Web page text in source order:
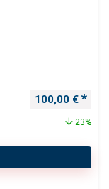
100,00 €
23%